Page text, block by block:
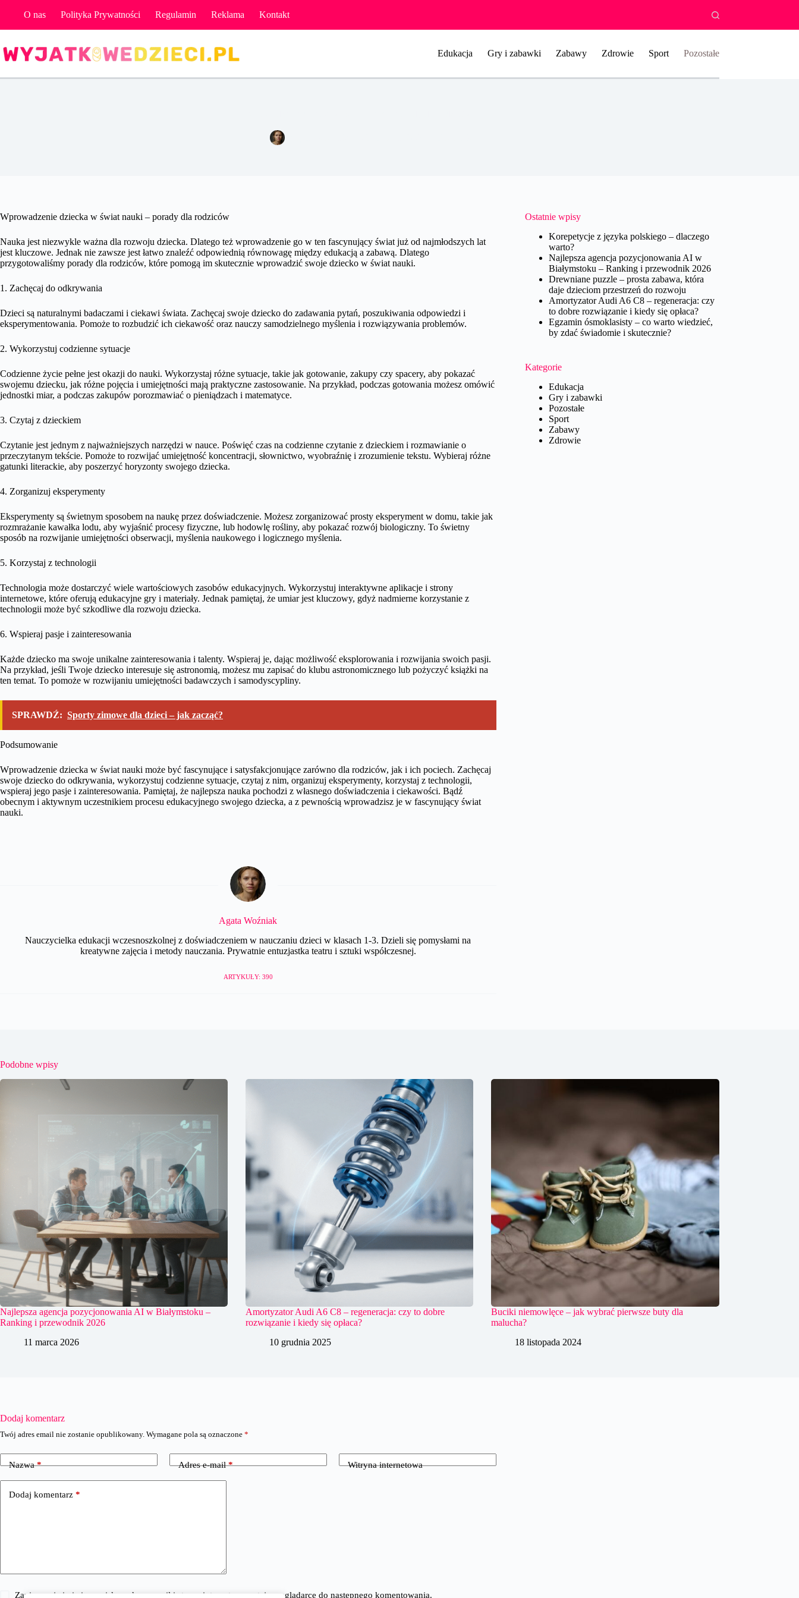
O nas Polityka Prywatności Regulamin Reklama Kontakt
Edukacja Gry i zabawki Zabawy Zdrowie Sport Pozostałe
Wprowadzenie dziecka w świat nauki – porady dla rodziców
Nauka jest niezwykle ważna dla rozwoju dziecka. Dlatego też wprowadzenie go w ten fascynujący świat już od najmłodszych lat
jest kluczowe. Jednak nie zawsze jest łatwo znaleźć odpowiednią równowagę między edukacją a zabawą. Dlatego
przygotowaliśmy porady dla rodziców, które pomogą im skutecznie wprowadzić swoje dziecko w świat nauki.
1. Zachęcaj do odkrywania
Dzieci są naturalnymi badaczami i ciekawi świata. Zachęcaj swoje dziecko do zadawania pytań, poszukiwania odpowiedzi i
eksperymentowania. Pomoże to rozbudzić ich ciekawość oraz nauczy samodzielnego myślenia i rozwiązywania problemów.
2. Wykorzystuj codzienne sytuacje
Codzienne życie pełne jest okazji do nauki. Wykorzystaj różne sytuacje, takie jak gotowanie, zakupy czy spacery, aby pokazać
swojemu dziecku, jak różne pojęcia i umiejętności mają praktyczne zastosowanie. Na przykład, podczas gotowania możesz omówić
jednostki miar, a podczas zakupów porozmawiać o pieniądzach i matematyce.
3. Czytaj z dzieckiem
Czytanie jest jednym z najważniejszych narzędzi w nauce. Poświęć czas na codzienne czytanie z dzieckiem i rozmawianie o
przeczytanym tekście. Pomoże to rozwijać umiejętność koncentracji, słownictwo, wyobraźnię i zrozumienie tekstu. Wybieraj różne
gatunki literackie, aby poszerzyć horyzonty swojego dziecka.
4. Zorganizuj eksperymenty
Eksperymenty są świetnym sposobem na naukę przez doświadczenie. Możesz zorganizować prosty eksperyment w domu, takie jak
rozmrażanie kawałka lodu, aby wyjaśnić procesy fizyczne, lub hodowlę rośliny, aby pokazać rozwój biologiczny. To świetny
sposób na rozwijanie umiejętności obserwacji, myślenia naukowego i logicznego myślenia.
5. Korzystaj z technologii
Technologia może dostarczyć wiele wartościowych zasobów edukacyjnych. Wykorzystuj interaktywne aplikacje i strony
internetowe, które oferują edukacyjne gry i materiały. Jednak pamiętaj, że umiar jest kluczowy, gdyż nadmierne korzystanie z
technologii może być szkodliwe dla rozwoju dziecka.
6. Wspieraj pasje i zainteresowania
Każde dziecko ma swoje unikalne zainteresowania i talenty. Wspieraj je, dając możliwość eksplorowania i rozwijania swoich pasji.
Na przykład, jeśli Twoje dziecko interesuje się astronomią, możesz mu zapisać do klubu astronomicznego lub pożyczyć książki na
ten temat. To pomoże w rozwijaniu umiejętności badawczych i samodyscypliny.
SPRAWDŹ: Sporty zimowe dla dzieci – jak zacząć?
Podsumowanie
Wprowadzenie dziecka w świat nauki może być fascynujące i satysfakcjonujące zarówno dla rodziców, jak i ich pociech. Zachęcaj
swoje dziecko do odkrywania, wykorzystuj codzienne sytuacje, czytaj z nim, organizuj eksperymenty, korzystaj z technologii,
wspieraj jego pasje i zainteresowania. Pamiętaj, że najlepsza nauka pochodzi z własnego doświadczenia i ciekawości. Bądź
obecnym i aktywnym uczestnikiem procesu edukacyjnego swojego dziecka, a z pewnością wprowadzisz je w fascynujący świat
nauki.
Agata Woźniak
Nauczycielka edukacji wczesnoszkolnej z doświadczeniem w nauczaniu dzieci w klasach 1-3. Dzieli się pomysłami na
kreatywne zajęcia i metody nauczania. Prywatnie entuzjastka teatru i sztuki współczesnej.
ARTYKUŁY: 390
Ostatnie wpisy
Korepetycje z języka polskiego – dlaczego
warto?
Najlepsza agencja pozycjonowania AI w
Białymstoku – Ranking i przewodnik 2026
Drewniane puzzle – prosta zabawa, która
daje dzieciom przestrzeń do rozwoju
Amortyzator Audi A6 C8 – regeneracja: czy
to dobre rozwiązanie i kiedy się opłaca?
Egzamin ósmoklasisty – co warto wiedzieć,
by zdać świadomie i skutecznie?
Kategorie
Edukacja
Gry i zabawki
Pozostałe
Sport
Zabawy
Zdrowie
Podobne wpisy
Najlepsza agencja pozycjonowania AI w Białymstoku –
Ranking i przewodnik 2026
11 marca 2026
Amortyzator Audi A6 C8 – regeneracja: czy to dobre
rozwiązanie i kiedy się opłaca?
10 grudnia 2025
Buciki niemowlęce – jak wybrać pierwsze buty dla
malucha?
18 listopada 2024
Dodaj komentarz
Twój adres email nie zostanie opublikowany. Wymagane pola są oznaczone *
Nazwa* Adres e-mail* Witryna internetowa
Dodaj komentarz *
Zapisz moje imię i nazwisko, adres e-mail i stronę internetową w tej przeglądarce do następnego komentowania.